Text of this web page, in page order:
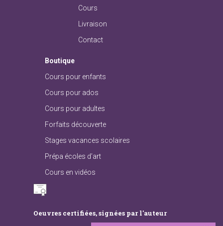
Cours
Livraison
Contact
Boutique
Cours pour enfants
Cours pour ados
Cours pour adultes
Forfaits découverte
Stages vacances scolaires
Prépa écoles d’art
Cours en vidéos
Oeuvres certifiées, signées par l'auteur